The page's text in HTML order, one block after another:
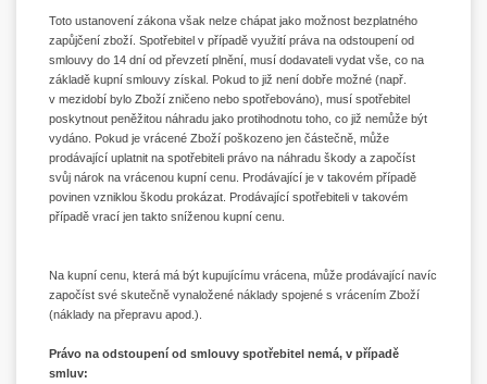
Toto ustanovení zákona však nelze chápat jako možnost bezplatného
zapůjčení zboží. Spotřebitel v případě využití práva na odstoupení od
smlouvy do 14 dní od převzetí plnění, musí dodavateli vydat vše, co na
základě kupní smlouvy získal. Pokud to již není dobře možné (např.
v mezidobí bylo Zboží zničeno nebo spotřebováno), musí spotřebitel
poskytnout peněžitou náhradu jako protihodnotu toho, co již nemůže být
vydáno. Pokud je vrácené Zboží poškozeno jen částečně, může
prodávající uplatnit na spotřebiteli právo na náhradu škody a započíst
svůj nárok na vrácenou kupní cenu. Prodávající je v takovém případě
povinen vzniklou škodu prokázat. Prodávající spotřebiteli v takovém
případě vrací jen takto sníženou kupní cenu.
Na kupní cenu, která má být kupujícímu vrácena, může prodávající navíc
započíst své skutečně vynaložené náklady spojené s vrácením Zboží
(náklady na přepravu apod.).
Právo na odstoupení od smlouvy spotřebitel nemá, v případě
smluv: